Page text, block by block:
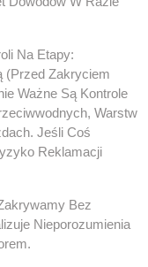
Na Etapy:
(przed Zakryciem
Ważne Są Kontrole
Warstw
Jeśli Coś
Reklamacji
Bez
Nieporozumienia